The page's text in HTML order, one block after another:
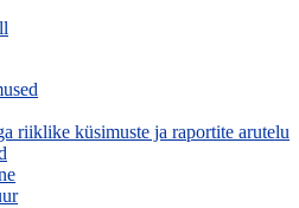
riiklike küsimuste ja raportite arutelu